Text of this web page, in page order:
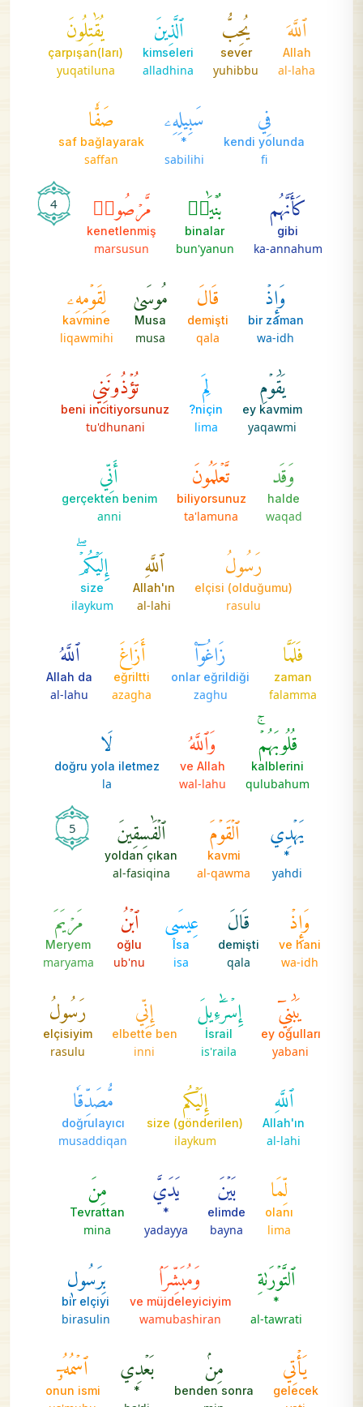
ٱللَّهَ
Allah
al-laha
يُحِبُّ
sever
yuhibbu
ٱلَّذِينَ
kimseleri
alladhina
يُقَٰتِلُونَ
çarpışan(ları)
yuqatiluna
فِي
kendi yolunda
fi
سَبِيلِهِۦ
*
sabilihi
صَفّٗا
saf bağlayarak
saffan
كَأَنَّهُم
gibi
ka-annahum
بُنۡيَٰنٞ
binalar
bun'yanun
مَّرۡصُوصٞ
kenetlenmiş
marsusun
4
وَإِذۡ
bir zaman
wa-idh
قَالَ
demişti
qala
مُوسَىٰ
Musa
musa
لِقَوۡمِهِۦ
kavmine
liqawmihi
يَٰقَوۡمِ
ey kavmim
yaqawmi
لِمَ
niçin?
lima
تُؤۡذُونَنِي
beni incitiyorsunuz
tu'dhunani
وَقَد
halde
waqad
تَّعۡلَمُونَ
biliyorsunuz
ta'lamuna
أَنِّي
gerçekten benim
anni
رَسُولُ
elçisi (olduğumu)
rasulu
ٱللَّهِ
Allah'ın
al-lahi
إِلَيۡكُمۡۖ
size
ilaykum
فَلَمَّا
zaman
falamma
زَاغُوٓاْ
onlar eğrildiği
zaghu
أَزَاغَ
eğriltti
azagha
ٱللَّهُ
Allah da
al-lahu
قُلُوبَهُمۡۚ
kalblerini
qulubahum
وَٱللَّهُ
ve Allah
wal-lahu
لَا
doğru yola iletmez
la
يَهۡدِي
*
yahdi
ٱلۡقَوۡمَ
kavmi
al-qawma
ٱلۡفَٰسِقِينَ
yoldan çıkan
al-fasiqina
5
وَإِذۡ
ve hani
wa-idh
قَالَ
demişti
qala
عِيسَى
Îsa
isa
ٱبۡنُ
oğlu
ub'nu
مَرۡيَمَ
Meryem
maryama
يَٰبَنِيٓ
ey oğulları
yabani
إِسۡرَٰٓءِيلَ
İsrail
is'raila
إِنِّي
elbette ben
inni
رَسُولُ
elçisiyim
rasulu
ٱللَّهِ
Allah'ın
al-lahi
إِلَيۡكُم
size (gönderilen)
ilaykum
مُّصَدِّقٗا
doğrulayıcı
musaddiqan
لِّمَا
olanı
lima
بَيۡنَ
elimde
bayna
يَدَيَّ
*
yadayya
مِنَ
Tevrattan
mina
ٱلتَّوۡرَىٰةِ
*
al-tawrati
وَمُبَشِّرَۢا
ve müjdeleyiciyim
wamubashiran
بِرَسُولٖ
bir elçiyi
birasulin
يَأۡتِي
gelecek
مِنۢ
benden sonra
بَعۡدِي
*
ٱسۡمُهُۥٓ
onun ismi